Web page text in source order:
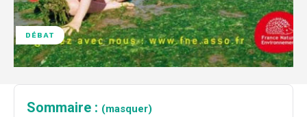
DÉBAT
Sommaire : (masquer)